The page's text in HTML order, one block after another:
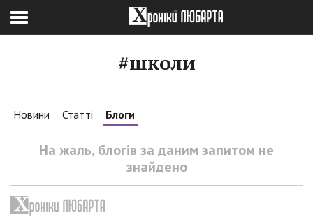
#школи
Новини Статті Блоги
На жаль, блогів за даним запитом не
знайдено